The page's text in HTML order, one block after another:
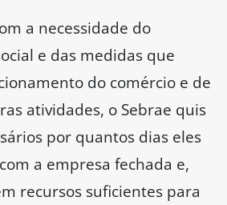
a necessidade do
e das medidas que
do comércio e de
atividades, o Sebrae quis
por quantos dias eles
a empresa fechada e,
recursos suficientes para